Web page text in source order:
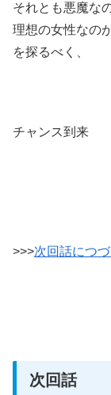
それとも悪魔な
理想の女性なの
を探るべく、
チャンス到来
>>>次回話につ
次回話